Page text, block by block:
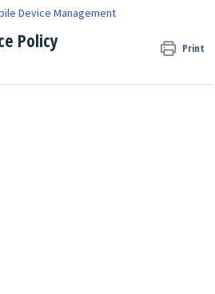
Device Management
Policy
Print